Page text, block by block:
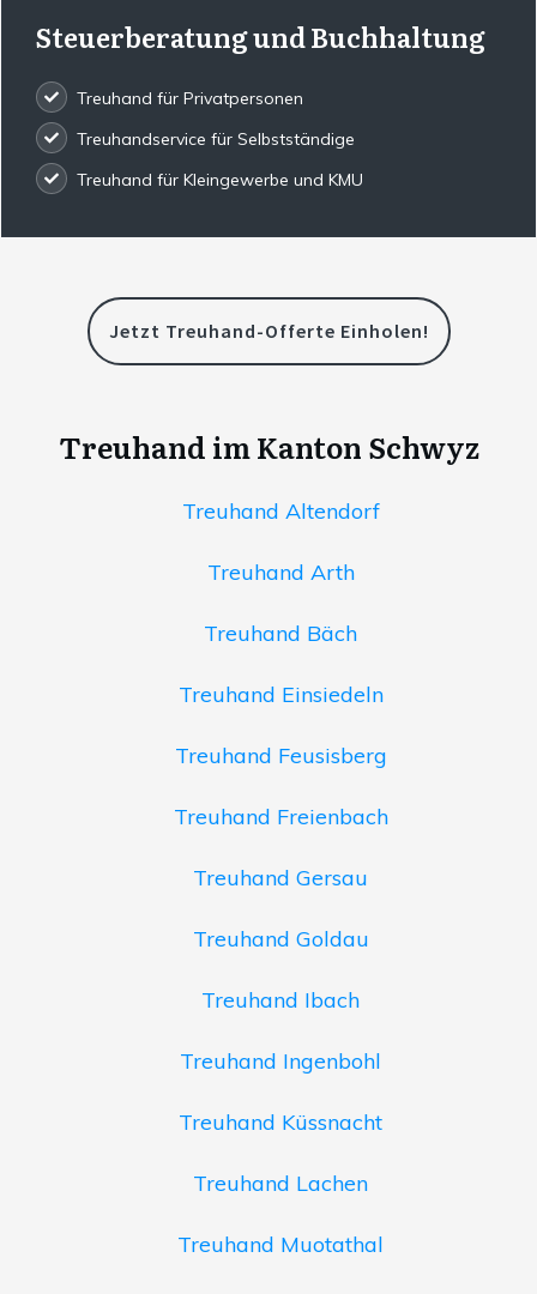
Steuerberatung und Buchhaltung
Treuhand für Privatpersonen
Treuhandservice für Selbstständige
Treuhand für Kleingewerbe und KMU
Jetzt Treuhand-Offerte Einholen!
Treuhand im Kanton Schwyz
Treuhand Altendorf
Treuhand Arth
Treuhand Bäch
Treuhand Einsiedeln
Treuhand Feusisberg
Treuhand Freienbach
Treuhand Gersau
Treuhand Goldau
Treuhand Ibach
Treuhand Ingenbohl
Treuhand Küssnacht
Treuhand Lachen
Treuhand Muotathal